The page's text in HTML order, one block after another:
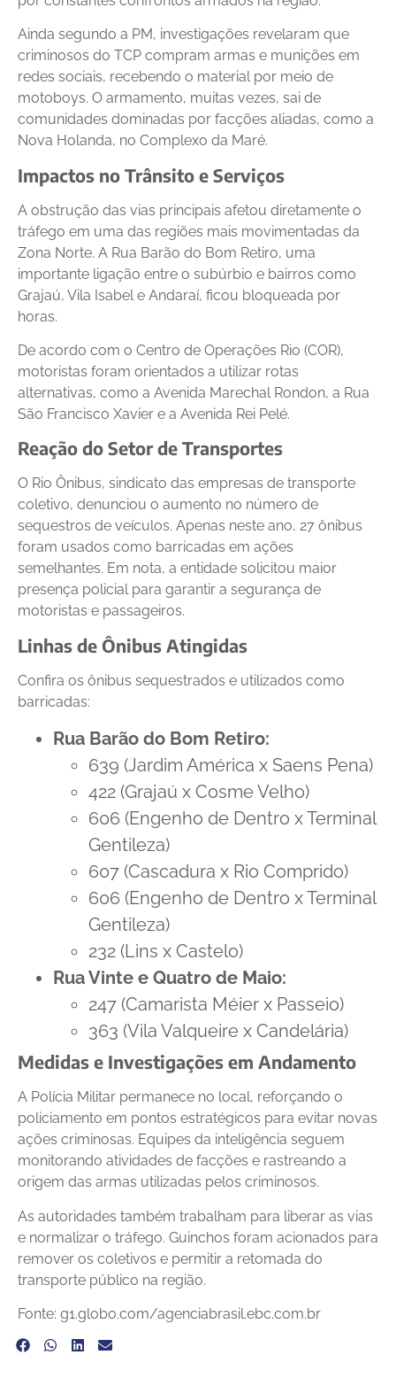
Ainda segundo a PM, investigações revelaram que
criminosos do TCP compram armas e munições em
redes sociais, recebendo o material por meio de
motoboys. O armamento, muitas vezes, sai de
comunidades dominadas por facções aliadas, como a
Nova Holanda, no Complexo da Maré.
Impactos no Trânsito e Serviços
A obstrução das vias principais afetou diretamente o
tráfego em uma das regiões mais movimentadas da
Zona Norte. A Rua Barão do Bom Retiro, uma
importante ligação entre o subúrbio e bairros como
Grajaú, Vila Isabel e Andaraí, ficou bloqueada por
horas.
De acordo com o Centro de Operações Rio (COR),
motoristas foram orientados a utilizar rotas
alternativas, como a Avenida Marechal Rondon, a Rua
São Francisco Xavier e a Avenida Rei Pelé.
Reação do Setor de Transportes
O Rio Ônibus, sindicato das empresas de transporte
coletivo, denunciou o aumento no número de
sequestros de veículos. Apenas neste ano, 27 ônibus
foram usados como barricadas em ações
semelhantes. Em nota, a entidade solicitou maior
presença policial para garantir a segurança de
motoristas e passageiros.
Linhas de Ônibus Atingidas
Confira os ônibus sequestrados e utilizados como
barricadas:
Rua Barão do Bom Retiro:
639 (Jardim América x Saens Pena)
422 (Grajaú x Cosme Velho)
606 (Engenho de Dentro x Terminal
Gentileza)
607 (Cascadura x Rio Comprido)
606 (Engenho de Dentro x Terminal
Gentileza)
232 (Lins x Castelo)
Rua Vinte e Quatro de Maio:
247 (Camarista Méier x Passeio)
363 (Vila Valqueire x Candelária)
Medidas e Investigações em Andamento
A Polícia Militar permanece no local, reforçando o
policiamento em pontos estratégicos para evitar novas
ações criminosas. Equipes da inteligência seguem
monitorando atividades de facções e rastreando a
origem das armas utilizadas pelos criminosos.
As autoridades também trabalham para liberar as vias
e normalizar o tráfego. Guinchos foram acionados para
remover os coletivos e permitir a retomada do
transporte público na região.
Fonte: g1.globo.com/agenciabrasil.ebc.com.br